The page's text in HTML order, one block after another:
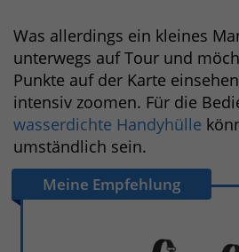
Was allerdings ein kleines
unterwegs auf Tour und
Punkte auf der Karte
intensiv zoomen. Für die
wasserdichte Handyhülle
umständlich sein.
Meine Empfehlung